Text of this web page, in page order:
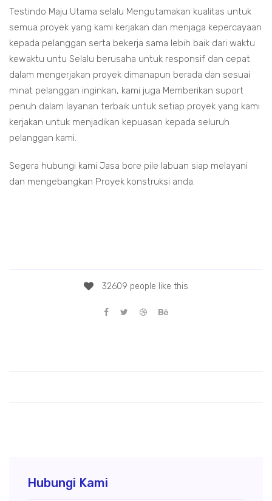
Testindo Maju Utama selalu Mengutamakan kualitas untuk
semua proyek yang kami kerjakan dan menjaga kepercayaan
kepada pelanggan serta bekerja sama lebih baik dari waktu
kewaktu untu Selalu berusaha untuk responsif dan cepat
dalam mengerjakan proyek dimanapun berada dan sesuai
minat pelanggan inginkan, kami juga Memberikan suport
penuh dalam layanan terbaik untuk setiap proyek yang kami
kerjakan untuk menjadikan kepuasan kepada seluruh
pelanggan kami.
Segera hubungi kami Jasa bore pile labuan siap melayani
dan mengebangkan Proyek konstruksi anda.
32609 people like this
Hubungi Kami